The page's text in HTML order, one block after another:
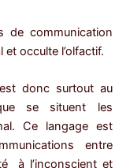
de communication
occulte l’olfactif.
donc surtout au
se situent les
Ce langage est
entre
à l’inconscient et